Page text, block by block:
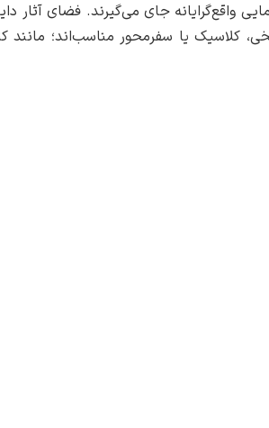
واقع‌گرایانه جای می‌گیرند. فضای آثار
کلاسیک یا سفرمحور مناسب‌اند؛ مانند